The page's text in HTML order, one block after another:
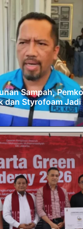
Sampah,
dan Styrofoam Jadi